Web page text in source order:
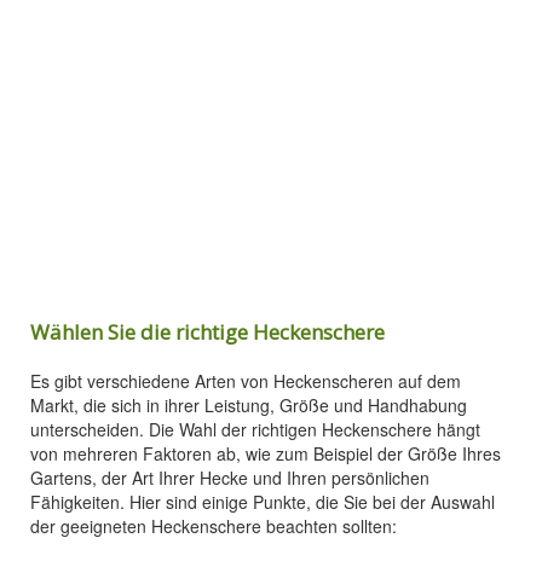
Wählen Sie die richtige Heckenschere
Es gibt verschiedene Arten von Heckenscheren auf dem
Markt, die sich in ihrer Leistung, Größe und Handhabung
unterscheiden. Die Wahl der richtigen Heckenschere hängt
von mehreren Faktoren ab, wie zum Beispiel der Größe Ihres
Gartens, der Art Ihrer Hecke und Ihren persönlichen
Fähigkeiten. Hier sind einige Punkte, die Sie bei der Auswahl
der geeigneten Heckenschere beachten sollten: